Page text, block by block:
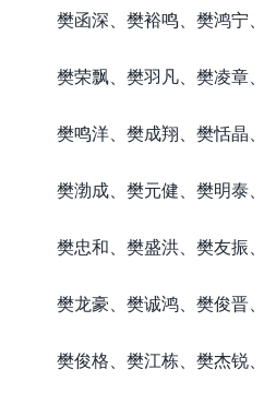
樊函深、樊裕鸣、樊鸿宁
樊荣飘、樊羽凡、樊凌章
樊鸣洋、樊成翔、樊恬晶
樊渤成、樊元健、樊明泰
樊忠和、樊盛洪、樊友振
樊龙豪、樊诚鸿、樊俊晋
樊俊格、樊江栋、樊杰锐